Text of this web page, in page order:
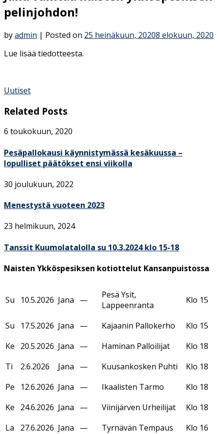
pelinjohdon!
byadmin | Posted on 25 heinäkuun, 20208 elokuun, 2020
Lue lisää tiedotteesta.
Uutiset
Related Posts
6 toukokuun, 2020
Pesäpallokausi käynnistymässä kesäkuussa –
lopulliset päätökset ensi viikolla
30 joulukuun, 2022
Menestystä vuoteen 2023
23 helmikuun, 2024
Tanssit Kuumolatalolla su 10.3.2024 klo 15-18
Naisten Ykköspesiksen kotiottelut Kansanpuistossa
Su 10.5.2026 Jana —
Pesä Ysit,
Lappeenranta
Klo 15
Su 17.5.2026 Jana — Kajaanin Pallokerho
Klo 15
Ke
20.5.2026 Jana — Haminan Palloilijat
Klo 18
Ti
2.6.2026 Jana — Kuusankosken Puhti
Klo 18
Pe
12.6.2026 Jana — Ikaalisten Tarmo
Klo 18
Ke
24.6.2026 Jana — Viinijärven Urheilijat
Klo 18
La
27.6.2026 Jana — Tyrnävän Tempaus
Klo 16